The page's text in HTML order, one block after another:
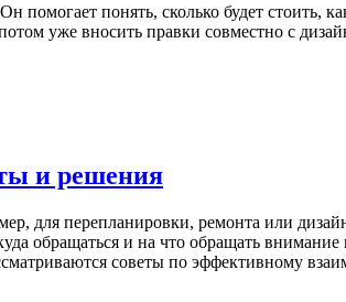
помогает понять, сколько будет
уже вносить правки совместно с
и решения
для перепланировки, ремонта или
обращаться и на что обращать
советы по эффективному